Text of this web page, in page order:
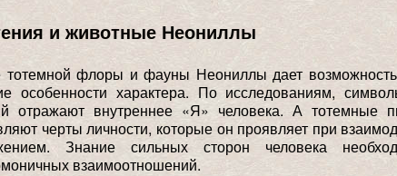
и животные Неониллы
тотемной флоры и фауны Неониллы дает
особенности характера. По исследованиям,
отражают внутреннее «Я» человека. А тотемные
черты личности, которые он проявляет при
Знание сильных сторон человека
взаимоотношений.